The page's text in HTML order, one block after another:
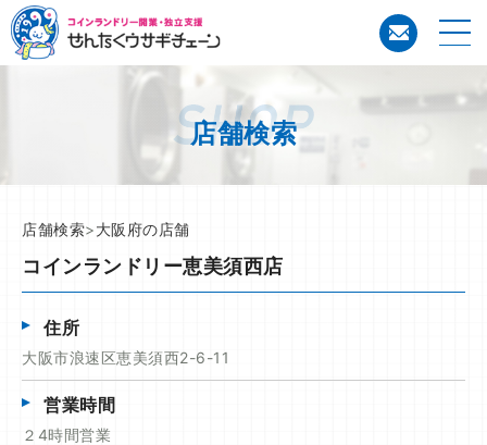
コイン
店舗検索
店舗検索>大阪府の店舗
コインランドリー恵美須西店
住所
大阪市浪速区恵美須西2-6-11
営業時間
２4時間営業